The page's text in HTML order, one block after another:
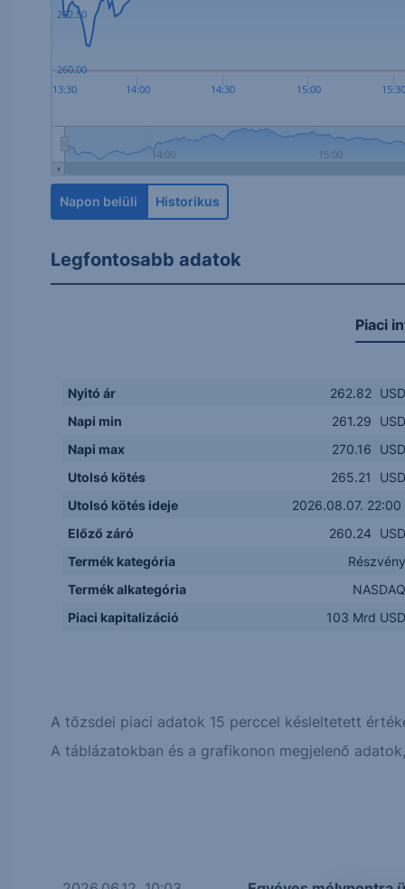
13:30 14:00 14:30 15:00 15:30
14:00 15:00
260.00
262.50
Napon belüli Historikus
Legfontosabb adatok
Piaci
Nyitó ár 262.82
USD
Napi min
261.29
USD
Napi max
270.16
USD
Utolsó kötés
265.21
USD
Utolsó kötés ideje
2026.08.07. 22:00
Előző záró
260.24
USD
Termék kategória
Részvény
Termék alkategória
NASDAQ
Piaci kapitalizáció
103 Mrd USD
A tőzsdei piaci adatok 15 perccel késleltetett
A táblázatokban és a grafikonon megjelenő